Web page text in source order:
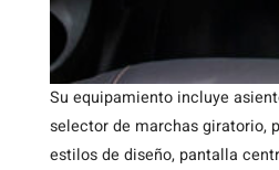
Su equipamiento incluye
selector de marchas giratorio,
estilos de diseño, pantalla